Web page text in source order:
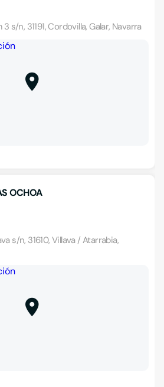
s/n, 31191, Cordovilla, Galar, Navarra
OCHOA
s/n, 31610, Villava / Atarrabia,